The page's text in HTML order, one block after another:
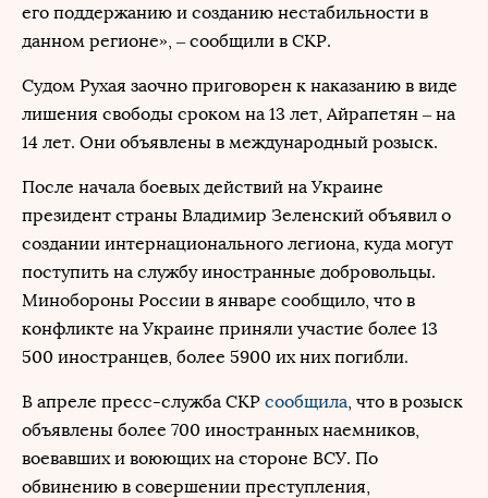
его поддержанию и созданию нестабильности в
данном регионе», – сообщили в СКР.
Судом Рухая заочно приговорен к наказанию в виде
лишения свободы сроком на 13 лет, Айрапетян – на
14 лет. Они объявлены в международный розыск.
После начала боевых действий на Украине
президент страны Владимир Зеленский объявил о
создании интернационального легиона, куда могут
поступить на службу иностранные добровольцы.
Минобороны России в январе сообщило, что в
конфликте на Украине приняли участие более 13
500 иностранцев, более 5900 их них погибли.
В апреле пресс-служба СКР сообщила, что в розыск
объявлены более 700 иностранных наемников,
воевавших и воюющих на стороне ВСУ. По
обвинению в совершении преступления,